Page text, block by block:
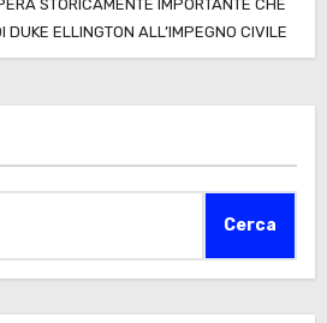
STORICAMENTE IMPORTANTE CHE
DUKE ELLINGTON ALL’IMPEGNO CIVILE
Cerca